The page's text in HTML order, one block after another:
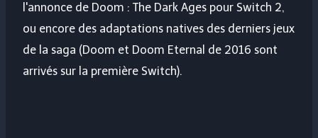
l'annonce de Doom : The Dark Ages pour Switch 2,
ou encore des adaptations natives des derniers jeux
de la saga (Doom et Doom Eternal de 2016 sont
arrivés sur la première Switch).